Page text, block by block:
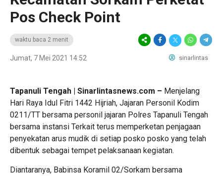
Pos Check Point
waktu baca 2 menit
Jumat, 7 Mei 2021 14:52 sinarlintas
Tapanuli Tengah | Sinarlintasnews.com – Menjelang
Hari Raya Idul Fitri 1442 Hijriah, Jajaran Personil Kodim
0211/TT bersama personil jajaran Polres Tapanuli Tengah
bersama instansi Terkait terus memperketan penjagaan
penyekatan arus mudik di setiap posko posko yang telah
dibentuk sebagai tempet pelaksanaan kegiatan.
Diantaranya, Babinsa Koramil 02/Sorkam bersama